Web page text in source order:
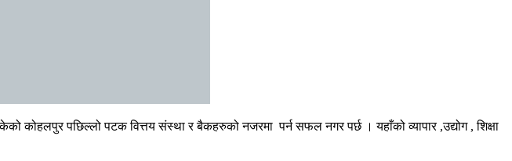
पछिल्लो पटक वित्तय संस्था र बैकहरुको नजरमा पर्न सफल नगर पर्छ । यहाँको व्यापार ,उद्योग , शिक्षा